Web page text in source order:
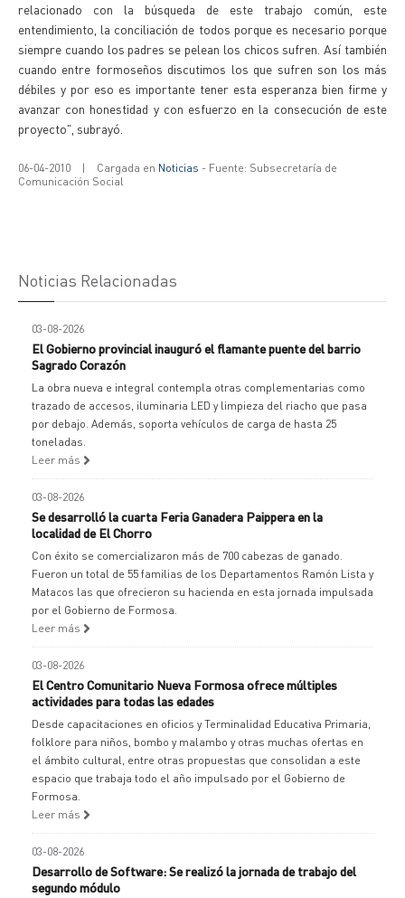
relacionado con la búsqueda de este trabajo común, este
entendimiento, la conciliación de todos porque es necesario porque
siempre cuando los padres se pelean los chicos sufren. Así también
cuando entre formoseños discutimos los que sufren son los más
débiles y por eso es importante tener esta esperanza bien firme y
avanzar con honestidad y con esfuerzo en la consecución de este
proyecto", subrayó.
06-04-2010 | Cargada en Noticias - Fuente: Subsecretaría de
Comunicación Social
Noticias Relacionadas
03-08-2026
El Gobierno provincial inauguró el flamante puente del barrio
Sagrado Corazón
La obra nueva e integral contempla otras complementarias como
trazado de accesos, iluminaria LED y limpieza del riacho que pasa
por debajo. Además, soporta vehículos de carga de hasta 25
toneladas.
Leer más
03-08-2026
Se desarrolló la cuarta Feria Ganadera Paippera en la
localidad de El Chorro
Con éxito se comercializaron más de 700 cabezas de ganado.
Fueron un total de 55 familias de los Departamentos Ramón Lista y
Matacos las que ofrecieron su hacienda en esta jornada impulsada
por el Gobierno de Formosa.
Leer más
03-08-2026
El Centro Comunitario Nueva Formosa ofrece múltiples
actividades para todas las edades
Desde capacitaciones en oficios y Terminalidad Educativa Primaria,
folklore para niños, bombo y malambo y otras muchas ofertas en
el ámbito cultural, entre otras propuestas que consolidan a este
espacio que trabaja todo el año impulsado por el Gobierno de
Formosa.
Leer más
03-08-2026
Desarrollo de Software: Se realizó la jornada de trabajo del
segundo módulo